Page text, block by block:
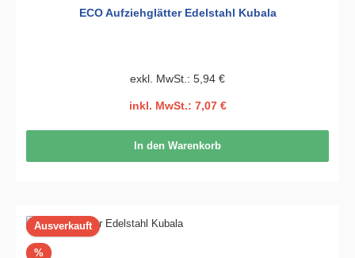
ECO Aufziehglätter Edelstahl Kubala
exkl. MwSt.: 5,94 €
inkl. MwSt.: 7,07 €
In den Warenkorb
Ausverkauft
%Rabatt